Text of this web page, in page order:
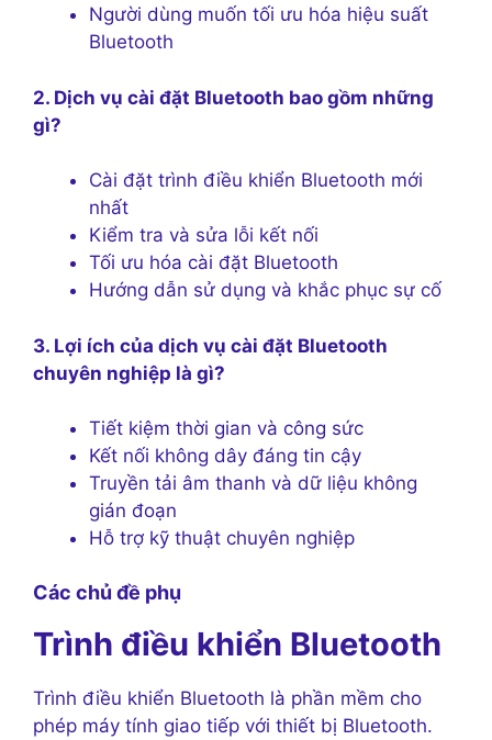
Người dùng muốn tối ưu hóa hiệu suất
Bluetooth
2. Dịch vụ cài đặt Bluetooth bao gồm những
gì?
Cài đặt trình điều khiển Bluetooth mới
nhất
Kiểm tra và sửa lỗi kết nối
Tối ưu hóa cài đặt Bluetooth
Hướng dẫn sử dụng và khắc phục sự cố
3. Lợi ích của dịch vụ cài đặt Bluetooth
chuyên nghiệp là gì?
Tiết kiệm thời gian và công sức
Kết nối không dây đáng tin cậy
Truyền tải âm thanh và dữ liệu không
gián đoạn
Hỗ trợ kỹ thuật chuyên nghiệp
Các chủ đề phụ
Trình điều khiển Bluetooth
Trình điều khiển Bluetooth là phần mềm cho
phép máy tính giao tiếp với thiết bị Bluetooth.